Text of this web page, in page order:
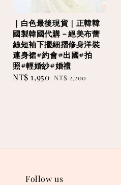
｜白色最後現貨｜正韓韓
國製韓國代購－絕美布蕾
絲短袖下擺細摺修身洋裝
連身裙#約會#出國#拍
照#輕婚紗#婚禮
Sale
NT$ 1,950 Regular
NT$ 2,200
Follow us